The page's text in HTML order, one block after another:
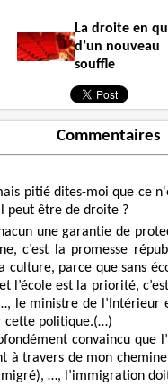
La droite en
d’un nouveau
souffle
Commentaires
pitié dites-moi que ce
peut être de droite ?
une garantie de
c’est la promesse
culture, parce que sans
l’école est la priorité,
le ministre de l’Intérieur
cette politique.(…)
convaincu que
à travers de mon
…, l’immigration